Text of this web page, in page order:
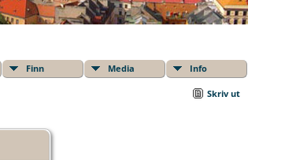
Finn Media Info
Skriv ut